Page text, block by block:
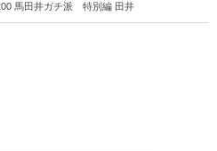
馬田井ガチ派 特別編 田井